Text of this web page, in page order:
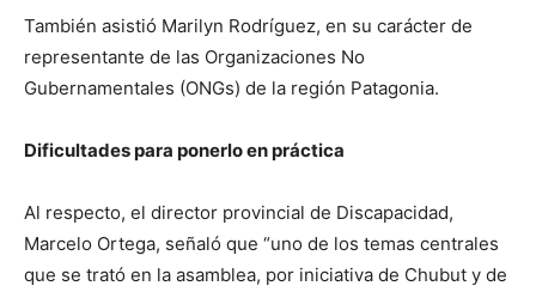
También asistió Marilyn Rodríguez, en su carácter de
representante de las Organizaciones No
Gubernamentales (ONGs) de la región Patagonia.
Dificultades para ponerlo en práctica
Al respecto, el director provincial de Discapacidad,
Marcelo Ortega, señaló que “uno de los temas centrales
que se trató en la asamblea, por iniciativa de Chubut y de